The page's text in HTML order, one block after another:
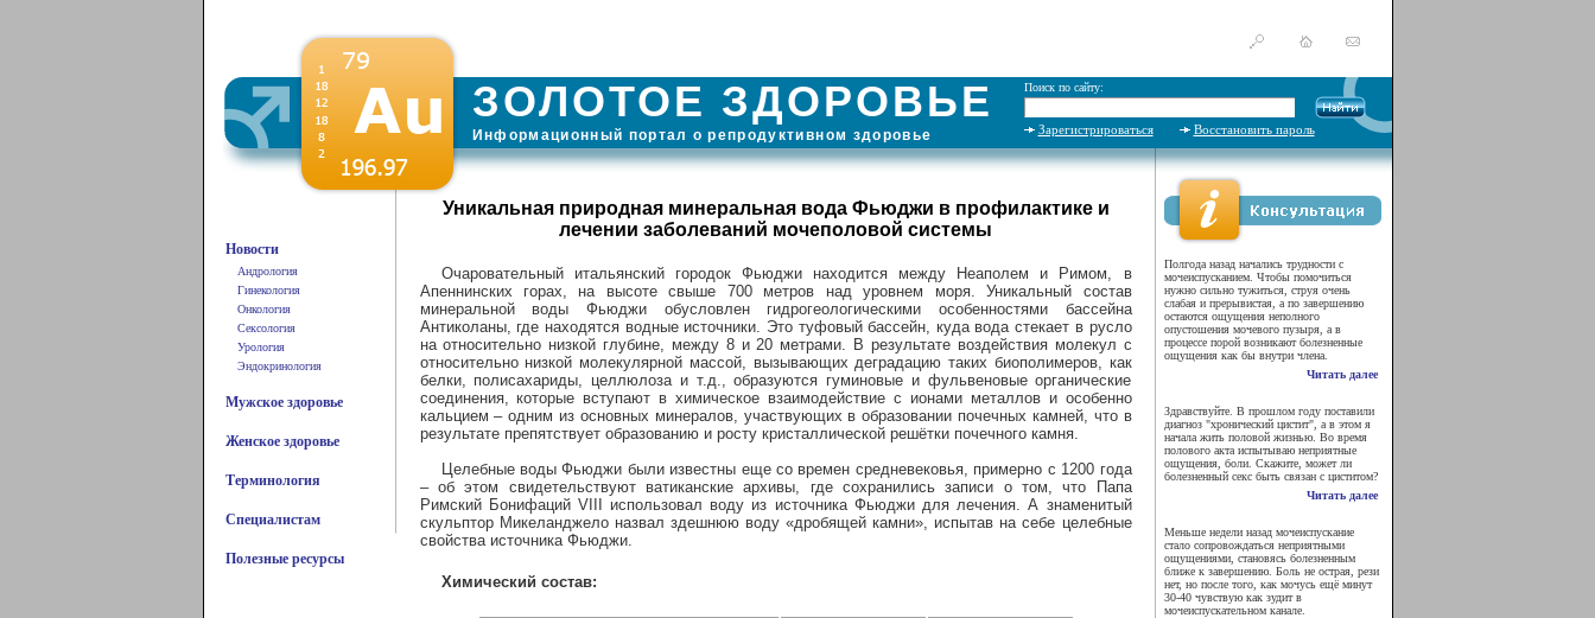
Поиск по сайту:
Зарегистрироваться Восстановить пароль
ЗОЛОТОЕ ЗДОРОВЬЕ
Информационный портал о репродуктивном здоровье
Новости
Андрология
Гинекология
Онкология
Сексология
Урология
Эндокринология
Мужское здоровье
Женское здоровье
Терминология
Специалистам
Полезные ресурсы
Уникальная природная минеральная вода Фьюджи в профилактике и
лечении заболеваний мочеполовой системы
Очаровательный итальянский городок Фьюджи находится между Неаполем и Римом, в
Апеннинских горах, на высоте свыше 700 метров над уровнем моря. Уникальный состав
минеральной воды Фьюджи обусловлен гидрогеологическими особенностями бассейна
Антиколаны, где находятся водные источники. Это туфовый бассейн, куда вода стекает в русло
на относительно низкой глубине, между 8 и 20 метрами. В результате воздействия молекул с
относительно низкой молекулярной массой, вызывающих деградацию таких биополимеров, как
белки, полисахариды, целлюлоза и т.д., образуются гуминовые и фульвеновые органические
соединения, которые вступают в химическое взаимодействие с ионами металлов и особенно
кальцием – одним из основных минералов, участвующих в образовании почечных камней, что в
результате препятствует образованию и росту кристаллической решётки почечного камня.
Целебные воды Фьюджи были известны еще со времен средневековья, примерно с 1200 года
– об этом свидетельствуют ватиканские архивы, где сохранились записи о том, что Папа
Римский Бонифаций VIII использовал воду из источника Фьюджи для лечения. А знаменитый
скульптор Микеланджело назвал здешнюю воду «дробящей камни», испытав на себе целебные
свойства источника Фьюджи.
Химический состав:
Полгода назад начались трудности с
мочеиспусканием. Чтобы помочиться
нужно сильно тужиться, струя очень
слабая и прерывистая, а по завершению
остаются ощущения неполного
опустошения мочевого пузыря, а в
процессе порой возникают болезненные
ощущения как бы внутри члена.
Читать далее
Здравствуйте. В прошлом году поставили
диагноз "хронический цистит", а в этом я
начала жить половой жизнью. Во время
полового акта испытываю неприятные
ощущения, боли. Скажите, может ли
болезненный секс быть связан с циститом?
Читать далее
Меньше недели назад мочеиспускание
стало сопровождаться неприятными
ощущениями, становясь болезненным
ближе к завершению. Боль не острая, рези
нет, но после того, как мочусь ещё минут
30-40 чувствую как зудит в
мочеиспускательном канале.